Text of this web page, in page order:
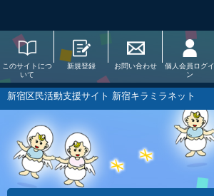
このサイトにつ
いて
新規登録 お問い合わせ
個人会員ログイ
ン
新宿区民活動支援サイト 新宿キラミラネット